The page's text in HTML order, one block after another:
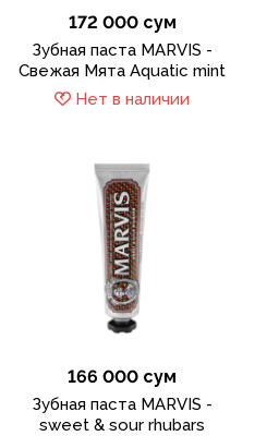
172 000 сум
Зубная паста MARVIS -
Cвежая Мята Aquatic mint
Нет в наличии
166 000 сум
Зубная паста MARVIS -
sweet & sour rhubars